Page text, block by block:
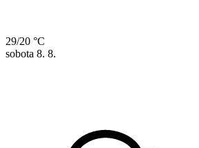
29/20 °C
sobota 8. 8.